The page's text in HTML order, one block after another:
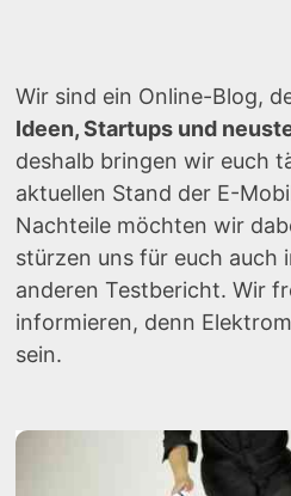
Wir sind ein Online-Blog,
Ideen, Startups und
deshalb bringen wir euch
aktuellen Stand der E-
Nachteile möchten wir
stürzen uns für euch auch
anderen Testbericht. Wir
informieren, denn
sein.